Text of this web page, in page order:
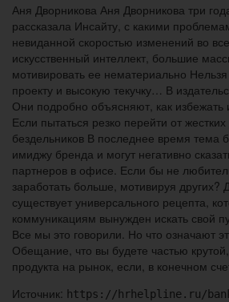
Аня Дворникова Аня Дворникова три
рассказала Инсайту, с какими
невиданной скоростью изменений во
искусственный интеллект, большие
мотивировать ее нематериально
проекту и высокую текучку… В
Они подробно объясняют, как
Если пытаться резко перейти от
бездельников В последнее время
имиджу бренда и могут негативно
партнеров в офисе. Если бы не
заработать больше, мотивируя других?
существует универсального рецепта,
коммуникациям вынужден искать свой
Все мы это говорили. Но что означают
Обещание, что вы будете частью
продукта на рынок, если, в конечном
Источник: https://hrhelpline.ru/